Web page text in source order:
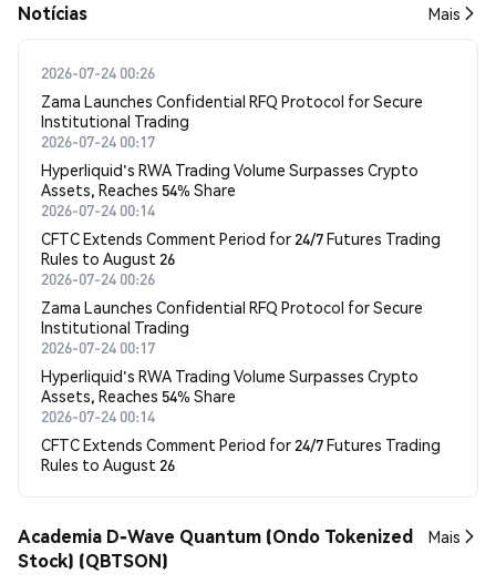
​​Notícias​​ Mais
2026-07-24 00:26
Zama Launches Confidential RFQ Protocol for Secure
Institutional Trading
2026-07-24 00:17
Hyperliquid's RWA Trading Volume Surpasses Crypto
Assets, Reaches 54% Share
2026-07-24 00:14
CFTC Extends Comment Period for 24/7 Futures Trading
Rules to August 26
2026-07-24 00:26
Zama Launches Confidential RFQ Protocol for Secure
Institutional Trading
2026-07-24 00:17
Hyperliquid's RWA Trading Volume Surpasses Crypto
Assets, Reaches 54% Share
2026-07-24 00:14
CFTC Extends Comment Period for 24/7 Futures Trading
Rules to August 26
Academia D-Wave Quantum (Ondo Tokenized
Stock) (QBTSON)
Mais